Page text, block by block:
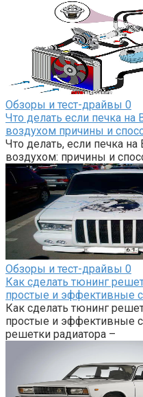
Обзоры и тест-драйвы 0
Что делать если печка
воздухом причины и
Что делать, если печка
воздухом: причины и
Обзоры и тест-драйвы 0
Как сделать тюнинг
простые и эффективные
Как сделать тюнинг
простые и эффективные
решетки радиатора –